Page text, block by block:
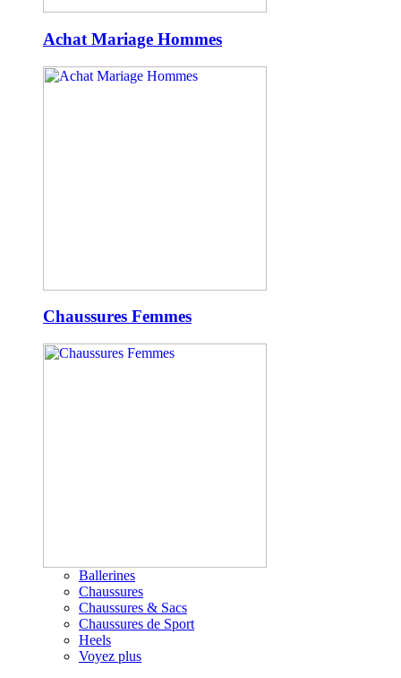
Achat Mariage Hommes
Chaussures Femmes
Ballerines
Chaussures
Chaussures & Sacs
Chaussures de Sport
Heels
Voyez plus